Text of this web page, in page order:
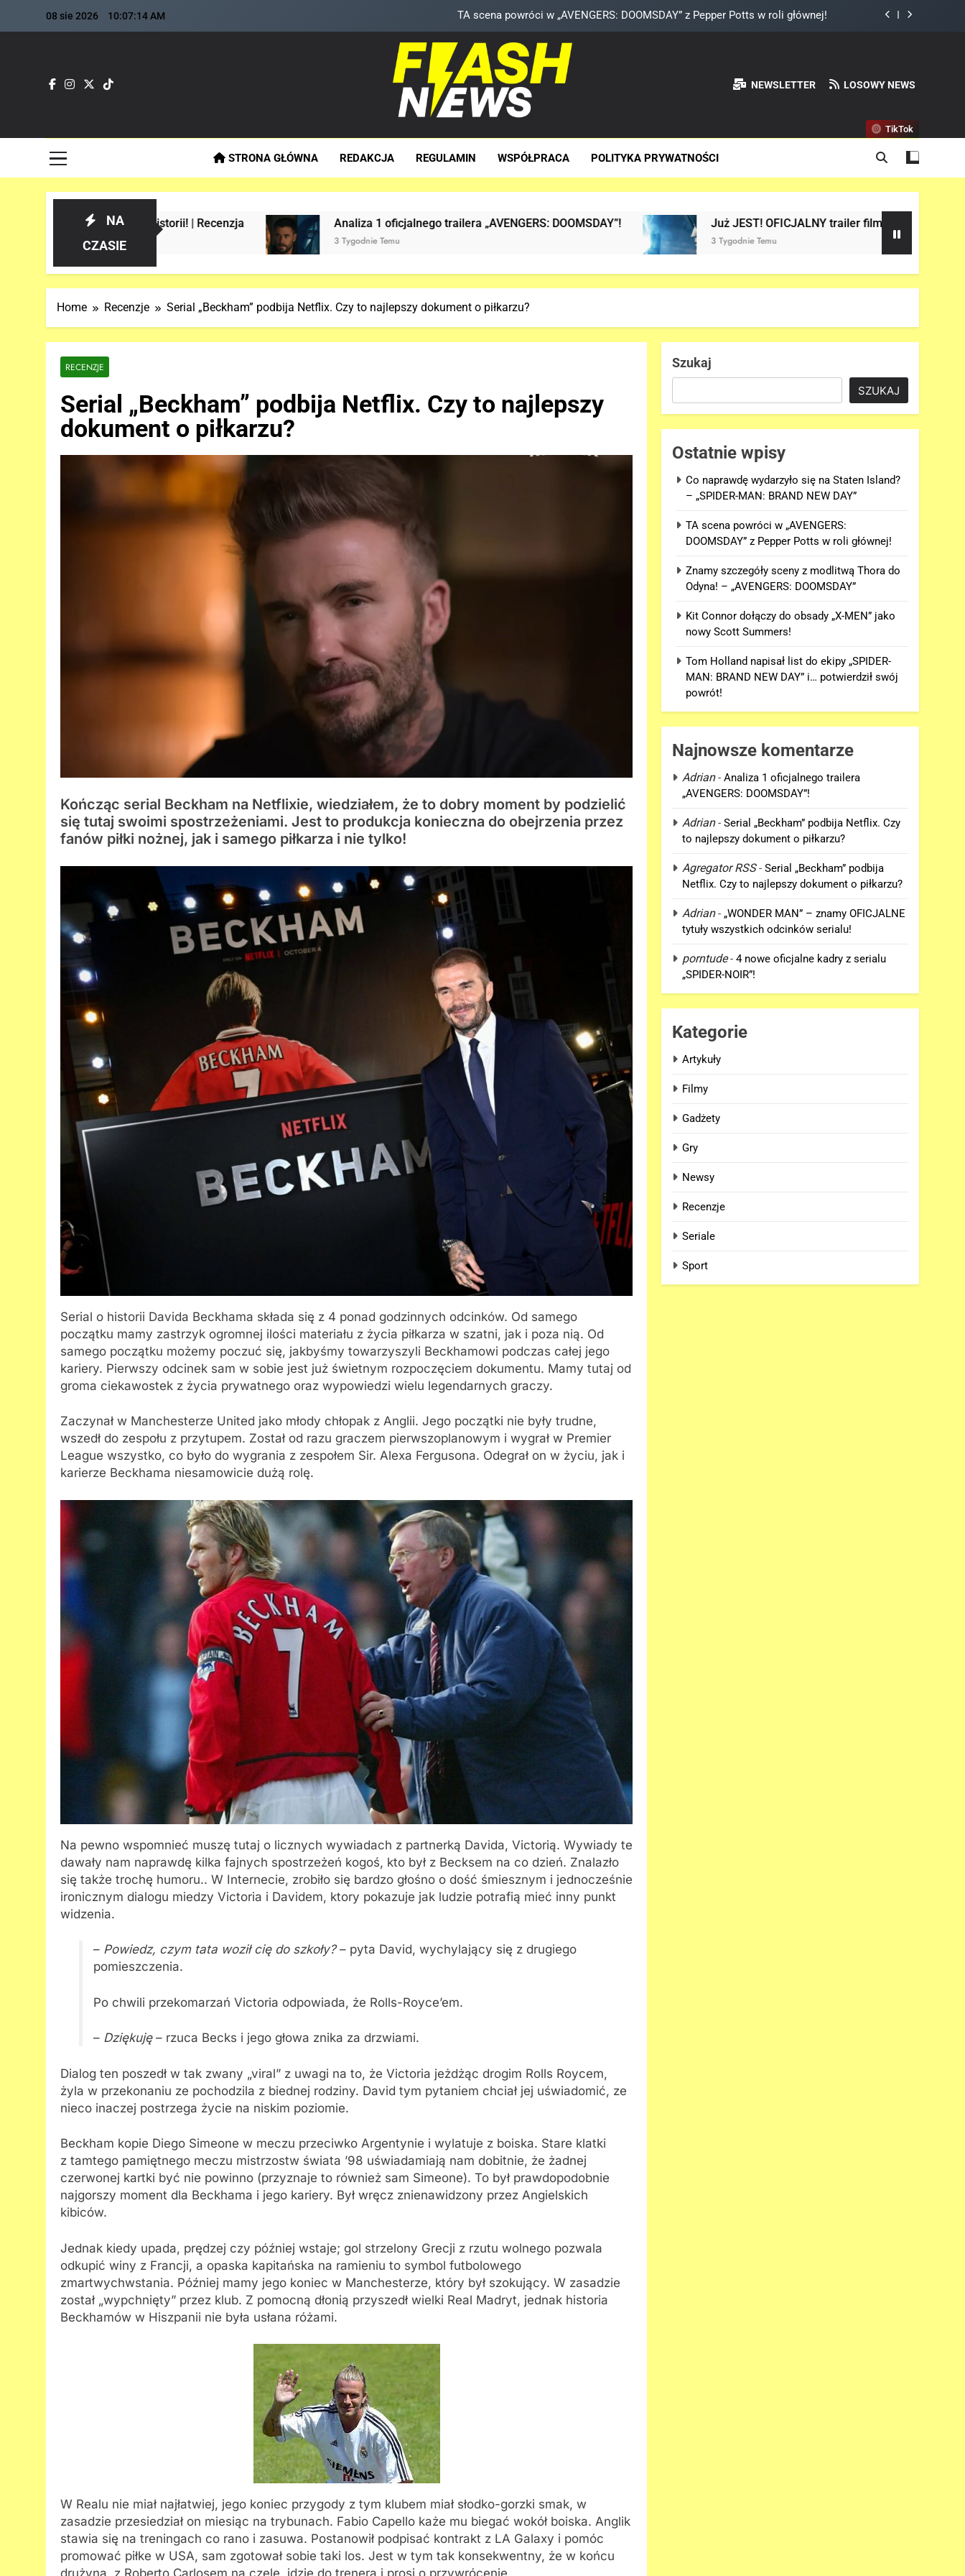
08 sie 2026 10:07:16 AM Znamy szczegóły sceny z modlitwą Thora do Odyna! – „AVENGERS: DOOMSDAY”
Kit Connor dołączy do obsady „X-MEN” jako nowy Scott Summers!
Co naprawdę wydarzyło się na Staten Island? – „SPIDER-MAN: BRAND NEW DAY”
TA scena powróci w „AVENGERS: DOOMSDAY” z Pepper Potts w roli głównej!
Znamy szczegóły sceny z modlitwą Thora do Odyna! – „AVENGERS: DOOMSDAY”
Flash News
Najszybsza Dawka Newsów W Sieci
NEWSLETTER LOSOWY NEWS
STRONA GŁÓWNA REDAKCJA REGULAMIN WSPÓŁPRACA POLITYKA PRYWATNOŚCI
TikTok
NA
CZASIE
| Recenzja Analiza 1 oficjalnego trailera „AVENGERS: DOOMSDAY”! Już JEST! OFICJALNY trailer filmu „AVENGERS: DOOMSDAY” w sieci!
Home Recenzje Serial „Beckham” podbija Netflix. Czy to najlepszy dokument o piłkarzu?
RECENZJE
Serial „Beckham” podbija Netflix. Czy to najlepszy
dokument o piłkarzu?
Kończąc serial Beckham na Netflixie, wiedziałem, że to dobry moment by podzielić
się tutaj swoimi spostrzeżeniami. Jest to produkcja konieczna do obejrzenia przez
fanów piłki nożnej, jak i samego piłkarza i nie tylko!
Serial o historii Davida Beckhama składa się z 4 ponad godzinnych odcinków. Od samego
początku mamy zastrzyk ogromnej ilości materiału z życia piłkarza w szatni, jak i poza nią. Od
samego początku możemy poczuć się, jakbyśmy towarzyszyli Beckhamowi podczas całej jego
kariery. Pierwszy odcinek sam w sobie jest już świetnym rozpoczęciem dokumentu. Mamy tutaj od
groma ciekawostek z życia prywatnego oraz wypowiedzi wielu legendarnych graczy.
Zaczynał w Manchesterze United jako młody chłopak z Anglii. Jego początki nie były trudne,
wszedł do zespołu z przytupem. Został od razu graczem pierwszoplanowym i wygrał w Premier
League wszystko, co było do wygrania z zespołem Sir. Alexa Fergusona. Odegrał on w życiu, jak i
karierze Beckhama niesamowicie dużą rolę.
Na pewno wspomnieć muszę tutaj o licznych wywiadach z partnerką Davida, Victorią. Wywiady te
dawały nam naprawdę kilka fajnych spostrzeżeń kogoś, kto był z Becksem na co dzień. Znalazło
się także trochę humoru.. W Internecie, zrobiło się bardzo głośno o dość śmiesznym i jednocześnie
ironicznym dialogu miedzy Victoria i Davidem, ktory pokazuje jak ludzie potrafią mieć inny punkt
widzenia.
– Powiedz, czym tata woził cię do szkoły?– pyta David, wychylający się z drugiego
pomieszczenia.
Po chwili przekomarzań Victoria odpowiada, że Rolls-Royce’em.
– Dziękuję– rzuca Becks i jego głowa znika za drzwiami.
Dialog ten poszedł w tak zwany „viral” z uwagi na to, że Victoria jeżdżąc drogim Rolls Roycem,
żyla w przekonaniu ze pochodzila z biednej rodziny. David tym pytaniem chciał jej uświadomić, ze
nieco inaczej postrzega życie na niskim poziomie.
Beckham kopie Diego Simeone w meczu przeciwko Argentynie i wylatuje z boiska. Stare klatki
z tamtego pamiętnego meczu mistrzostw świata ’98 uświadamiają nam dobitnie, że żadnej
czerwonej kartki być nie powinno (przyznaje to również sam Simeone). To był prawdopodobnie
najgorszy moment dla Beckhama i jego kariery. Był wręcz znienawidzony przez Angielskich
kibiców.
Jednak kiedy upada, prędzej czy później wstaje; gol strzelony Grecji z rzutu wolnego pozwala
odkupić winy z Francji, a opaska kapitańska na ramieniu to symbol futbolowego
zmartwychwstania. Później mamy jego koniec w Manchesterze, który był szokujący. W zasadzie
został „wypchnięty” przez klub. Z pomocną dłonią przyszedł wielki Real Madryt, jednak historia
Beckhamów w Hiszpanii nie była usłana różami.
W Realu nie miał najłatwiej, jego koniec przygody z tym klubem miał słodko-gorzki smak, w
zasadzie przesiedział on miesiąc na trybunach. Fabio Capello każe mu biegać wokół boiska. Anglik
stawia się na treningach co rano i zasuwa. Postanowił podpisać kontrakt z LA Galaxy i pomóc
promować piłke w USA, sam zgotował sobie taki los. Jest w tym tak konsekwentny, że w końcu
Szukaj
SZUKAJ
Ostatnie wpisy
Co naprawdę wydarzyło się na Staten Island?
– „SPIDER-MAN: BRAND NEW DAY”
TA scena powróci w „AVENGERS:
DOOMSDAY” z Pepper Potts w roli głównej!
Znamy szczegóły sceny z modlitwą Thora do
Odyna! – „AVENGERS: DOOMSDAY”
Kit Connor dołączy do obsady „X-MEN” jako
nowy Scott Summers!
Tom Holland napisał list do ekipy „SPIDER-
MAN: BRAND NEW DAY” i… potwierdził swój
powrót!
Najnowsze komentarze
Adrian-Analiza 1 oficjalnego trailera
„AVENGERS: DOOMSDAY”!
Adrian-Serial „Beckham” podbija Netflix. Czy
to najlepszy dokument o piłkarzu?
Agregator RSS-Serial „Beckham” podbija
Netflix. Czy to najlepszy dokument o piłkarzu?
Adrian- „WONDER MAN” – znamy OFICJALNE
tytuły wszystkich odcinków serialu!
porntude-4 nowe oficjalne kadry z serialu
„SPIDER-NOIR”!
Kategorie
Artykuły
Filmy
Gadżety
Gry
Newsy
Recenzje
Seriale
Sport